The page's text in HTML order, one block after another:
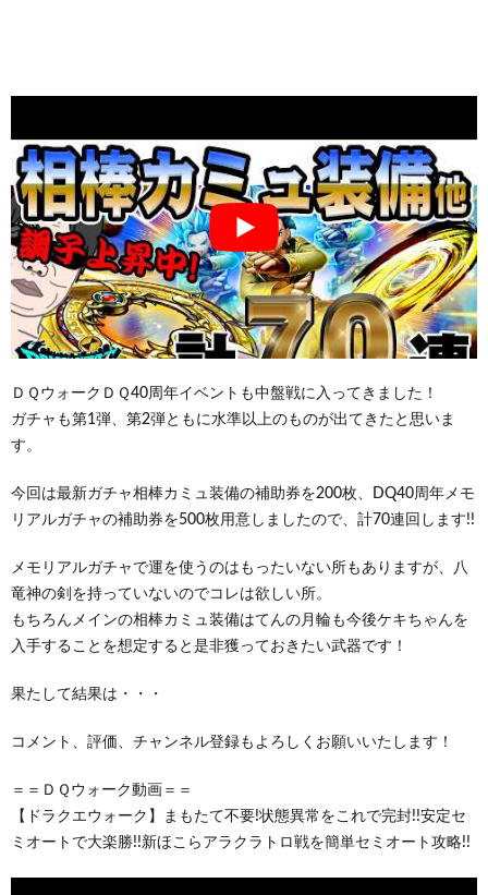
ＤＱウォークＤＱ40周年イベントも中盤戦に入ってきました！
ガチャも第1弾、第2弾ともに水準以上のものが出てきたと思いま
す。
今回は最新ガチャ相棒カミュ装備の補助券を200枚、DQ40周年メモ
リアルガチャの補助券を500枚用意しましたので、計70連回します!!
メモリアルガチャで運を使うのはもったいない所もありますが、八
竜神の剣を持っていないのでコレは欲しい所。
もちろんメインの相棒カミュ装備はてんの月輪も今後ケキちゃんを
入手することを想定すると是非獲っておきたい武器です！
果たして結果は・・・
コメント、評価、チャンネル登録もよろしくお願いいたします！
＝＝ＤＱウォーク動画＝＝
【ドラクエウォーク】まもたて不要!状態異常をこれで完封!!安定セ
ミオートで大楽勝!!新ほこらアラクラトロ戦を簡単セミオート攻略!!